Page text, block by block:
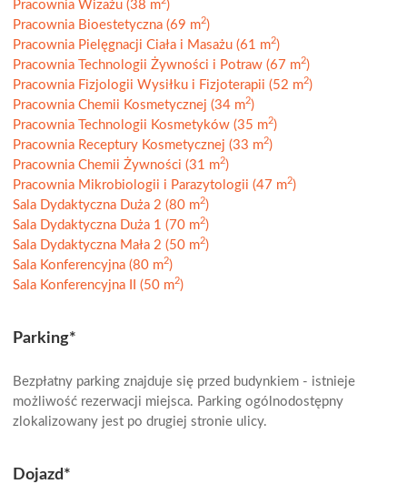
Pracownia Wizażu (38 m )
Pracownia Bioestetyczna (69 m2)
Pracownia Pielęgnacji Ciała i Masażu (61 m2)
Pracownia Technologii Żywności i Potraw (67 m2)
Pracownia Fizjologii Wysiłku i Fizjoterapii (52 m2)
Pracownia Chemii Kosmetycznej (34 m2)
Pracownia Technologii Kosmetyków (35 m2)
Pracownia Receptury Kosmetycznej (33 m2)
Pracownia Chemii Żywności (31 m2)
Pracownia Mikrobiologii i Parazytologii (47 m2)
Sala Dydaktyczna Duża 2 (80 m2)
Sala Dydaktyczna Duża 1 (70 m2)
Sala Dydaktyczna Mała 2 (50 m2)
Sala Konferencyjna (80 m2)
Sala Konferencyjna II (50 m2)
Parking*
Bezpłatny parking znajduje się przed budynkiem - istnieje
możliwość rezerwacji miejsca. Parking ogólnodostępny
zlokalizowany jest po drugiej stronie ulicy.
Dojazd*